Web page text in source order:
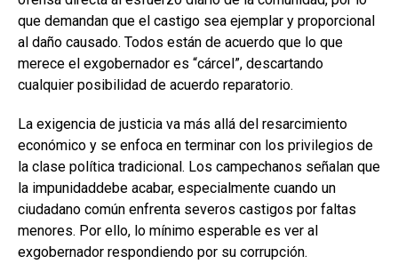
que demandan que el castigo sea ejemplar y proporcional
al daño causado. Todos están de acuerdo que lo que
merece el exgobernador es “cárcel”, descartando
cualquier posibilidad de acuerdo reparatorio.
La exigencia de justicia va más allá del resarcimiento
económico y se enfoca en terminar con los privilegios de
la clase política tradicional. Los campechanos señalan que
la impunidaddebe acabar, especialmente cuando un
ciudadano común enfrenta severos castigos por faltas
menores. Por ello, lo mínimo esperable es ver al
exgobernador respondiendo por su corrupción.